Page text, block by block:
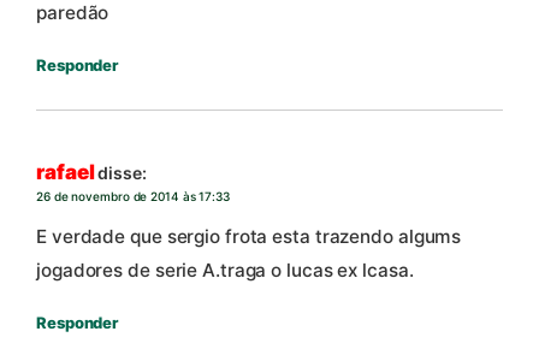
paredão
Responder
rafaeldisse:
26 de novembro de 2014 às 17:33
E verdade que sergio frota esta trazendo algums
jogadores de serie A.traga o lucas ex lcasa.
Responder